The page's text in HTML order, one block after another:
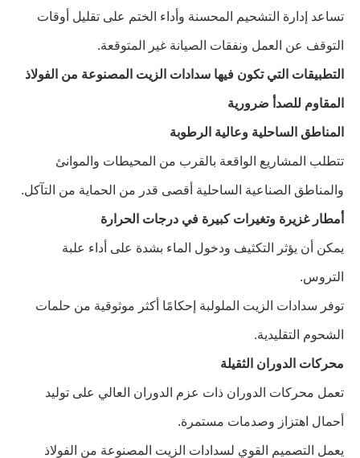
تساعد إدارة التشحيم المحسنة وأداء الختم على تقليل أوقات
التوقف عن العمل ونفقات الصيانة غير المتوقعة.
التطبيقات التي تكون فيها سدادات الزيت المصنوعة من الفولاذ
المقاوم للصدأ ضرورية
المناطق الساحلية وعالية الرطوبة
تتطلب المشاريع الواقعة بالقرب من المحيطات والموانئ
والمناطق الصناعية الساحلية أقصى قدر من الحماية من التآكل.
أمطار غزيرة وتغيرات كبيرة في درجات الحرارة
يمكن أن يؤثر التكثيف ودخول الماء بشدة على أداء علبة
التروس.
توفر سدادات الزيت الملولبة إحكامًا أكثر موثوقية من حلمات
الشحوم التقليدية.
محركات الدوران الثقيلة
تعمل محركات الدوران ذات عزم الدوران العالي على توليد
أحمال اهتزاز وصدمات مستمرة.
يعمل التصميم القوي لسدادات الزيت المصنوعة من الفولاذ